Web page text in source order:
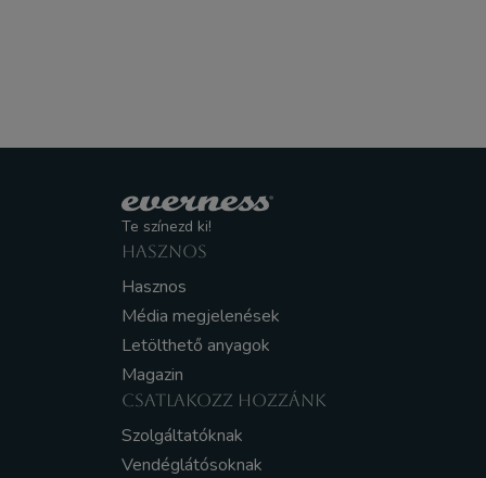
Te színezd ki!
HASZNOS
Hasznos
Média megjelenések
Letölthető anyagok
Magazin
CSATLAKOZZ HOZZÁNK
Szolgáltatóknak
Vendéglátósoknak